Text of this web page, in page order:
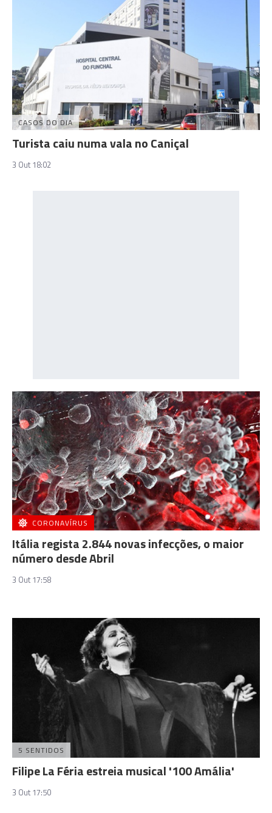
CASOS DO DIA
Turista caiu numa vala no Caniçal
3 Out 18:02
CORONAVÍRUS
Itália regista 2.844 novas infecções, o maior
número desde Abril
3 Out 17:58
5 SENTIDOS
Filipe La Féria estreia musical '100 Amália'
3 Out 17:50